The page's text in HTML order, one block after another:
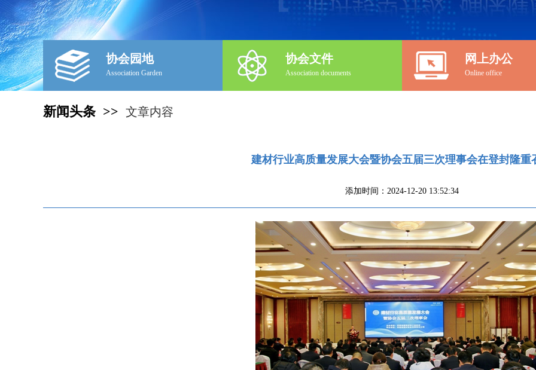
协会园地
Association Garden
协会文件
Association documents
网上办公
Online office
新闻头条 >> 文章内容
建材行业高质量发展大会暨协会五届三次理事会在登封隆重
添加时间：2024-12-20 13:52:34